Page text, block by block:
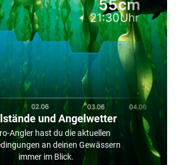
und Angelwetter
Angler hast du die aktuellen
an deinen Gewässern
immer im Blick.